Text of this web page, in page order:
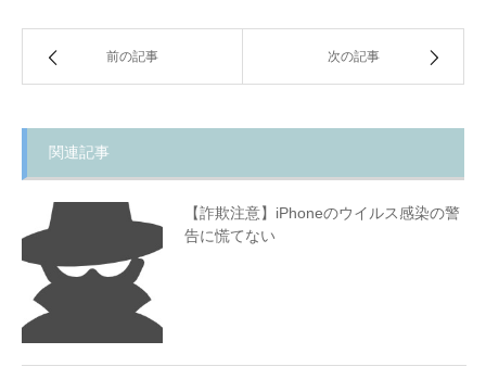
前の記事 次の記事
関連記事
【詐欺注意】iPhoneのウイルス感染の警
告に慌てない